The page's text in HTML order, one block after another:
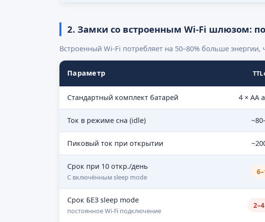
2. Замки со встроенным Wi-Fi шлюзом:
Встроенный Wi-Fi потребляет на 50–80% больше
Параметр
Стандартный комплект батарей 4 × AA
Ток в режиме сна (idle)
Пиковый ток при открытии
Срок при 10 откр./день
С включённым sleep mode
Срок БЕЗ sleep mode
постоянное Wi-Fi подключение